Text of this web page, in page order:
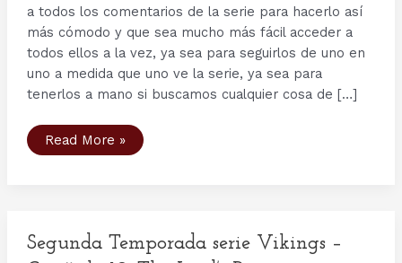
a todos los comentarios de la serie para hacerlo así
más cómodo y que sea mucho más fácil acceder a
todos ellos a la vez, ya sea para seguirlos de uno en
uno a medida que uno ve la serie, ya sea para
tenerlos a mano si buscamos cualquier cosa de […]
Segunda
Temporada
Históricos,
Análisis
Read More »
Segunda Temporada serie Vikings –